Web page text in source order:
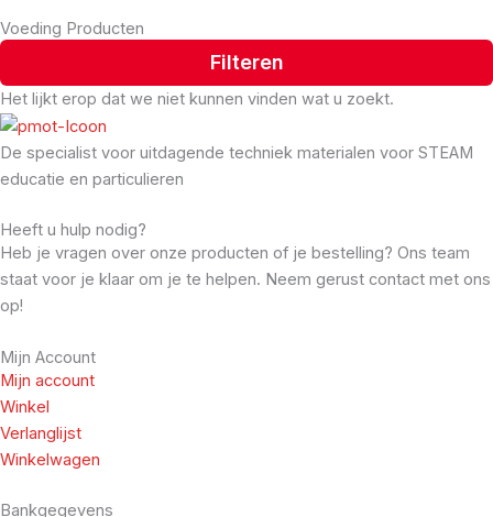
Voeding Producten
Filteren
Het lijkt erop dat we niet kunnen vinden wat u zoekt.
De specialist voor uitdagende techniek materialen voor STEAM
educatie en particulieren
Heeft u hulp nodig?
Heb je vragen over onze producten of je bestelling? Ons team
staat voor je klaar om je te helpen. Neem gerust contact met ons
op!
Mijn Account
Mijn account
Winkel
Verlanglijst
Winkelwagen
Bankgegevens